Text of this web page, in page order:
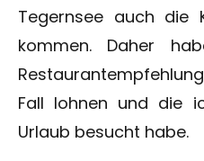
Tegernsee auch die
kommen. Daher
Fall lohnen und die
Urlaub besucht habe.